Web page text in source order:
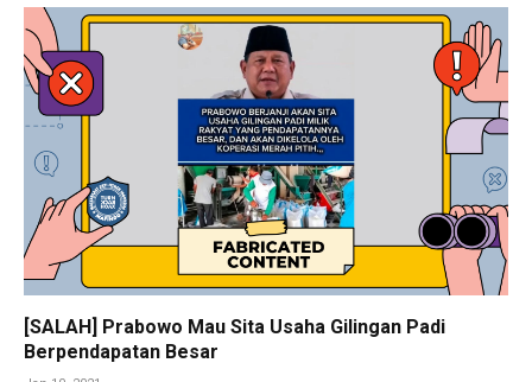
[SALAH] Prabowo Mau Sita Usaha Gilingan Padi
Berpendapatan Besar